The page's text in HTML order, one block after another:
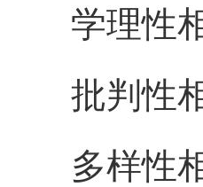
学理性
批判性
多样性